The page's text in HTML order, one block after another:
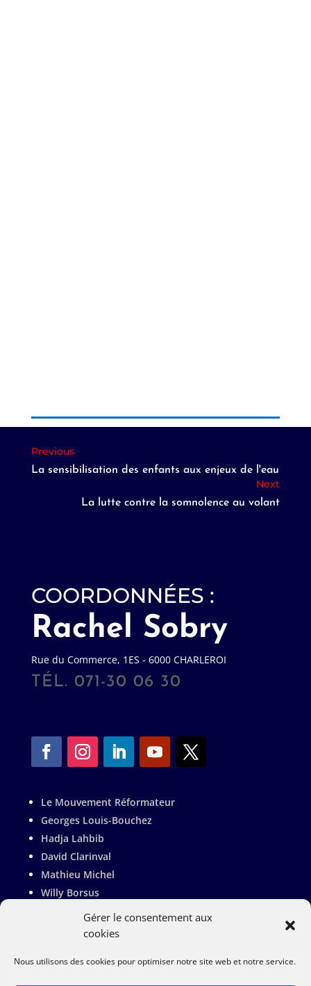
Gérer le consentement aux
cookies
Nous utilisons des cookies pour optimiser notre site web et notre service.
La sensibilisation des enfants aux enjeux de l'eau
La lutte contre la somnolence au volant
COORDONNÉES :
Rachel Sobry
Rue du Commerce, 1ES - 6000 CHARLEROI
TÉL. 071-30 06 30
Le Mouvement Réformateur
Georges Louis-Bouchez
Hadja Lahbib
David Clarinval
Mathieu Michel
Willy Borsus
Adrien Dolimont
Valérie De Bue
Françoise Bertieaux